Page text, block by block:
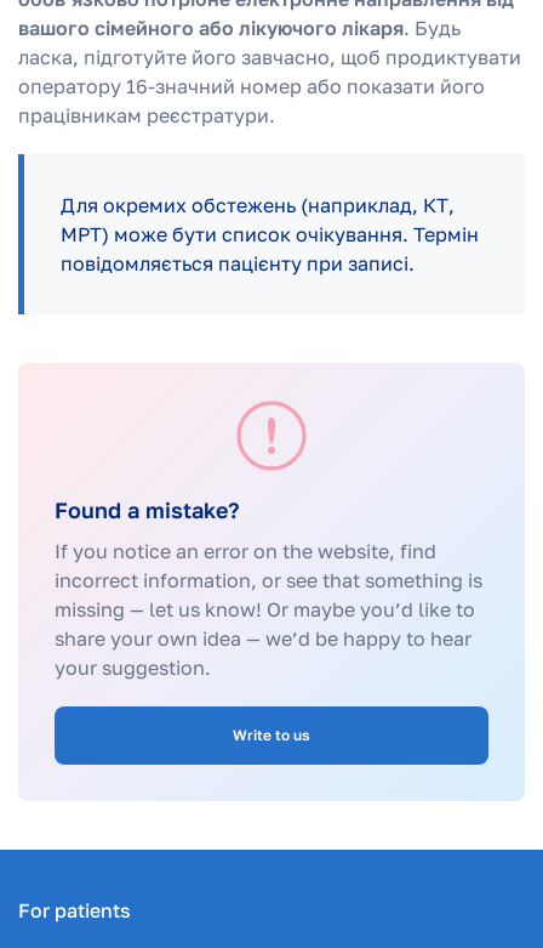
вашого сімейного або лікуючого лікаря. Будь
ласка, підготуйте його завчасно, щоб продиктувати
оператору 16-значний номер або показати його
працівникам реєстратури.
Для окремих обстежень (наприклад, КТ,
МРТ) може бути список очікування. Термін
повідомляється пацієнту при записі.
Found a mistake?
If you notice an error on the website, find
incorrect information, or see that something is
missing — let us know! Or maybe you’d like to
share your own idea — we’d be happy to hear
your suggestion.
Write to us
For patients